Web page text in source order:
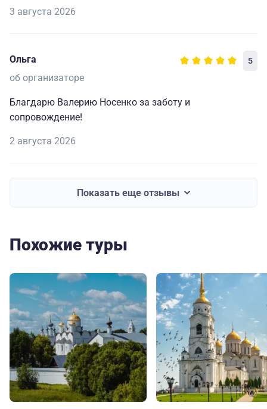
3 августа 2026
Ольга 5
об организаторе
Благдарю Валерию Носенко за заботу и
сопровождение!
2 августа 2026
Показать еще отзывы
Похожие туры